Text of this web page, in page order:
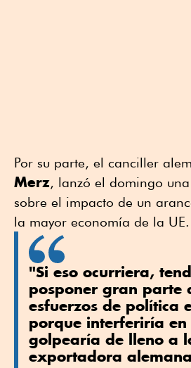
Por su parte, el canciller
Merz, lanzó el domingo
sobre el impacto de un
la mayor economía de la UE.
"Si eso ocurriera,
posponer gran parte
esfuerzos de política
porque interferiría
golpearía de lleno a
exportadora